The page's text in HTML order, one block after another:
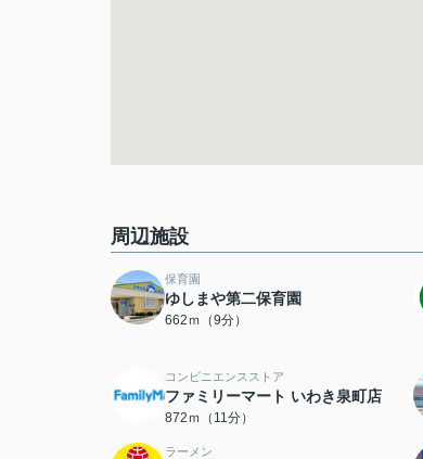
周辺施設
保育園
ゆしまや第二保育園
662ｍ（9分）
コンビニエンスストア
ファミリーマート いわき泉町店
872ｍ（11分）
ラーメン